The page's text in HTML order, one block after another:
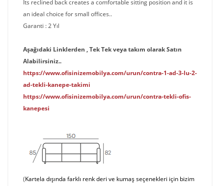
Its reclined back creates a comfortable sitting position and it is
an ideal choice for small offices..
Garanti : 2 Yıl
Aşağıdaki Linklerden , Tek Tek veya takım olarak Satın
Alabilirsiniz..
https://www.ofisinizemobilya.com/urun/contra-1-ad-3-lu-2-
ad-tekli-kanepe-takimi
https://www.ofisinizemobilya.com/urun/contra-tekli-ofis-
kanepesi
(Kartela dışında farklı renk deri ve kumaş seçenekleri için bizim